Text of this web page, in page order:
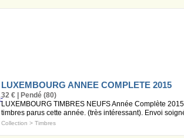
LUXEMBOURG ANNEE COMPLETE 2015
32 € | Pendé (80)
LUXEMBOURG TIMBRES NEUFS Année Complète
timbres parus cette année. (très intéressant). Envoi
Collection > Timbres